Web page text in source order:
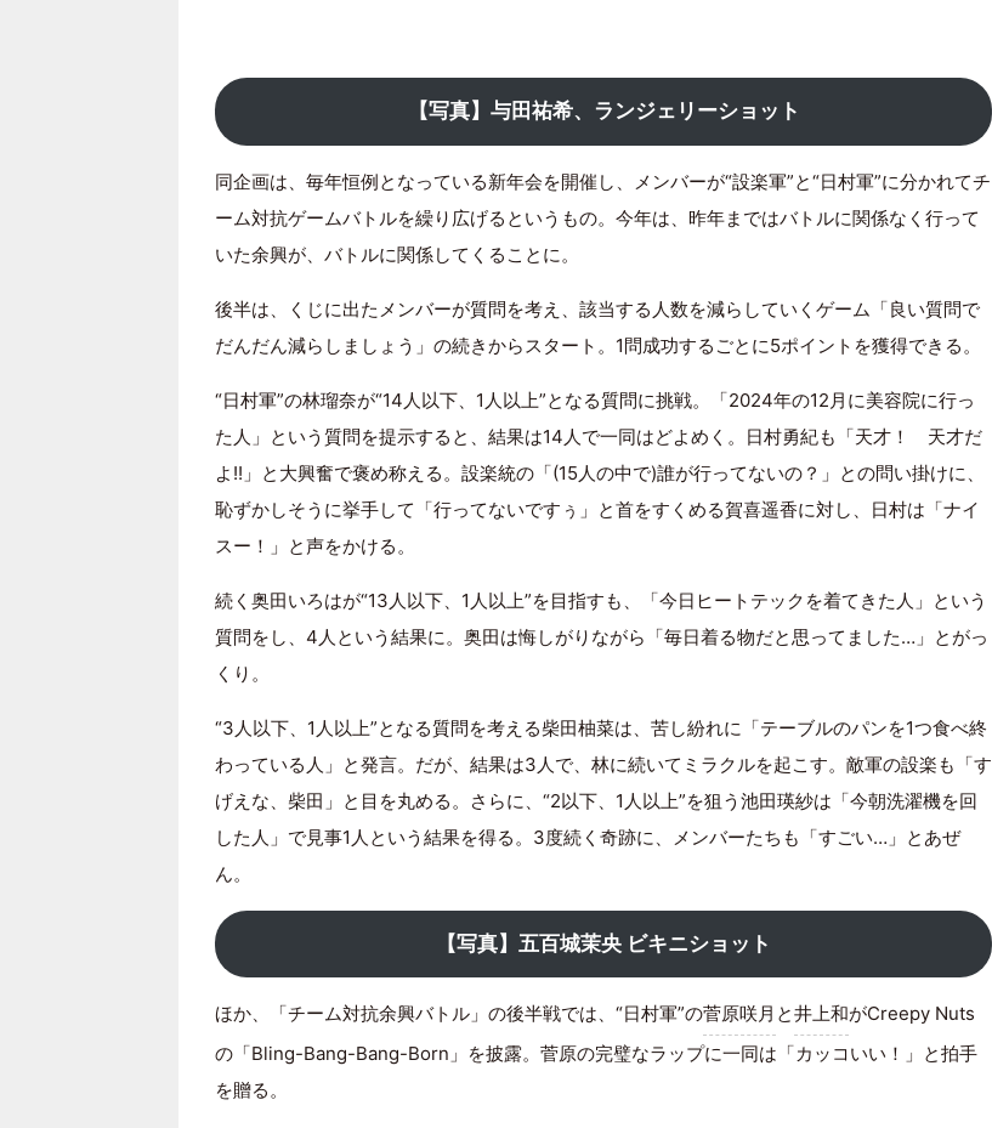
【写真】与田祐希、ランジェリーショット
同企画は、毎年恒例となっている新年会を開催し、メンバーが“設楽軍”と“日村軍”に分かれてチ
ーム対抗ゲームバトルを繰り広げるというもの。今年は、昨年まではバトルに関係なく行って
いた余興が、バトルに関係してくることに。
後半は、くじに出たメンバーが質問を考え、該当する人数を減らしていくゲーム「良い質問で
だんだん減らしましょう」の続きからスタート。1問成功するごとに5ポイントを獲得できる。
“日村軍”の林瑠奈が“14人以下、1人以上”となる質問に挑戦。「2024年の12月に美容院に行っ
た人」という質問を提示すると、結果は14人で一同はどよめく。日村勇紀も「天才！ 天才だ
よ!!」と大興奮で褒め称える。設楽統の「(15人の中で)誰が行ってないの？」との問い掛けに、
恥ずかしそうに挙手して「行ってないですぅ」と首をすくめる賀喜遥香に対し、日村は「ナイ
スー！」と声をかける。
続く奥田いろはが“13人以下、1人以上”を目指すも、「今日ヒートテックを着てきた人」という
質問をし、4人という結果に。奥田は悔しがりながら「毎日着る物だと思ってました…」とがっ
くり。
“3人以下、1人以上”となる質問を考える柴田柚菜は、苦し紛れに「テーブルのパンを1つ食べ終
わっている人」と発言。だが、結果は3人で、林に続いてミラクルを起こす。敵軍の設楽も「す
げえな、柴田」と目を丸める。さらに、“2以下、1人以上”を狙う池田瑛紗は「今朝洗濯機を回
した人」で見事1人という結果を得る。3度続く奇跡に、メンバーたちも「すごい…」とあぜ
ん。
【写真】五百城茉央 ビキニショット
ほか、「チーム対抗余興バトル」の後半戦では、“日村軍”の菅原咲月 と井上和がCreepy Nuts
の「Bling-Bang-Bang-Born」を披露。菅原の完璧なラップに一同は「カッコいい！」と拍手
を贈る。